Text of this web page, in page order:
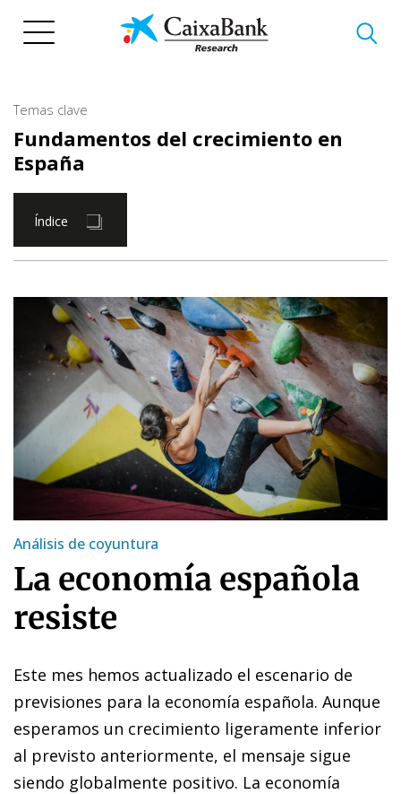
Temas clave
Fundamentos del crecimiento en
España
Índice
Análisis de coyuntura
La economía española
resiste
Este mes hemos actualizado el escenario de
previsiones para la economía española. Aunque
esperamos un crecimiento ligeramente inferior
al previsto anteriormente, el mensaje sigue
siendo globalmente positivo. La economía